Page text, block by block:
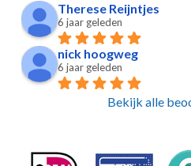
Therese Reijntjes
6 jaar geleden
nick hoogweg
6 jaar geleden
Bekijk alle